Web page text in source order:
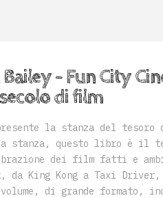
Bailey – Fun City
di film
la stanza del
stanza, questo libro è il
dei film fatti e
da King Kong a Taxi
di grande formato,